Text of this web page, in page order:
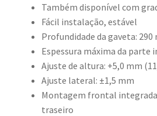
Também disponível com
Fácil instalação, estável
Profundidade da gaveta: 290
Espessura máxima da parte
Ajuste de altura: +5,0 mm
Ajuste lateral: ±1,5 mm
Montagem frontal integrada
traseiro